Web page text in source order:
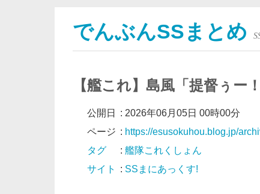
でんぶんSSまとめ
【艦これ】島風「提督ぅー！
公開日 : 2026年06月05日 00時00分
ページ : https://esusokuhou.blog.jp/
タグ
: 艦隊これくしょん
サイト
: SSまにあっくす!